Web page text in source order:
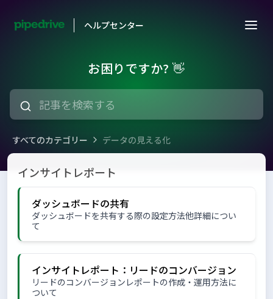
ヘルプセンター
お困りですか? 👋
すべてのカテゴリー データの見える化
データの見える化
インサイトレポート
ダッシュボードの共有
ダッシュボードを共有する際の設定方法他詳細につい
て
インサイトレポート：リードのコンバージョン
リードのコンバージョンレポートの作成・運用方法に
ついて